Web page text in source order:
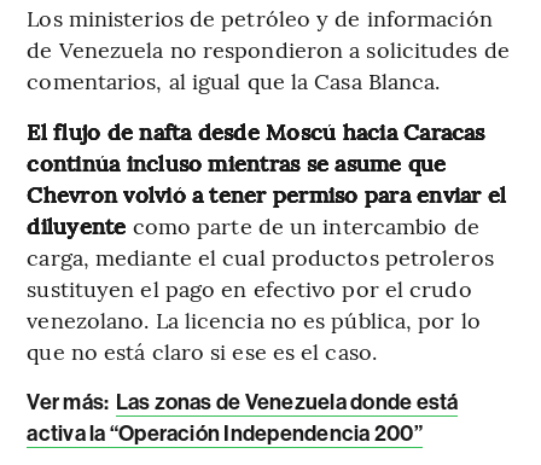
Los ministerios de petróleo y de información
de Venezuela no respondieron a solicitudes de
comentarios, al igual que la Casa Blanca.
El flujo de nafta desde Moscú hacia Caracas
continúa incluso mientras se asume que
Chevron volvió a tener permiso para enviar el
diluyente como parte de un intercambio de
carga, mediante el cual productos petroleros
sustituyen el pago en efectivo por el crudo
venezolano. La licencia no es pública, por lo
que no está claro si ese es el caso.
Ver más: Las zonas de Venezuela donde está
activa la “Operación Independencia 200”